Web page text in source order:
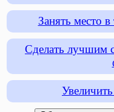
Занять место
Сделать лучшим